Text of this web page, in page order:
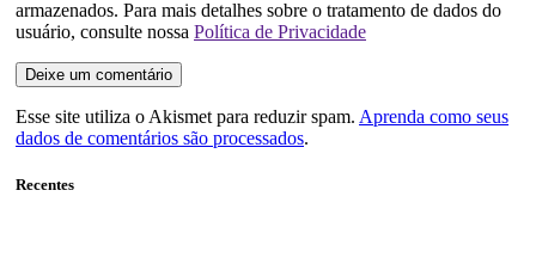
armazenados. Para mais detalhes sobre o tratamento de dados do
usuário, consulte nossa Política de Privacidade
Esse site utiliza o Akismet para reduzir spam. Aprenda como seus
dados de comentários são processados.
Recentes